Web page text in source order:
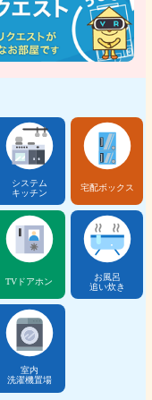
システム
キッチン
宅配ボックス
TVドアホン
お風呂
追い炊き
室内
洗濯機置場